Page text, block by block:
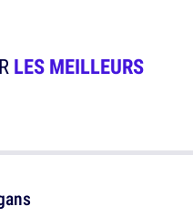
LES MEILLEURS